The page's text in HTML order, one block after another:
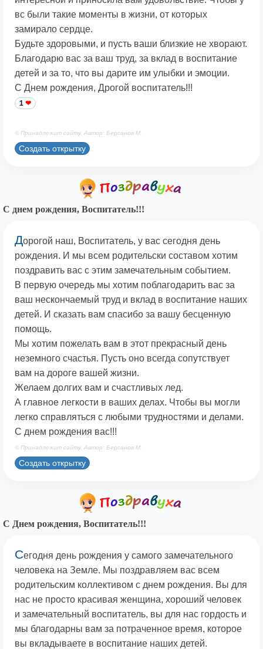
вс были такие моменты в жизни, от которых
замирало сердце.
Будьте здоровыми, и пусть ваши близкие не хворают.
Благодарю вас за ваш труд, за вклад в воспитание
детей и за то, что вы дарите им улыбки и эмоции.
С Днем рождения, Дрогой воспитатель!!!
1
© Принадлежит сайту. Автор: Берсанов М.
Создать открытку
С днем рождения, Воспитатель!!!
Дорогой наш, Воспитатель, у вас сегодня день
рождения. И мы всем родительски составом хотим
поздравить вас с этим замечательным событием.
В первую очередь мы хотим поблагодарить вас за
ваш нескончаемый труд и вклад в воспитание наших
детей. И сказать вам спасибо за вашу бесценную
помощь.
Мы хотим пожелать вам в этот прекрасный день
неземного счастья. Пусть оно всегда сопутствует
вам на дороге вашей жизни.
Желаем долгих вам и счастливых лед.
А главное легкости в ваших делах. Чтобы вы могли
легко справляться с любыми трудностями и делами.
С днем рождения вас!!!
© Принадлежит сайту. Автор: Берсанов М.
Создать открытку
С Днем рождения, Воспитатель!!!
Сегодня день рождения у самого замечательного
человека на Земле. Мы поздравляем вас всем
родительским коллективом с днем рождения. Вы для
нас не просто красивая женщина, хороший человек
и замечательный воспитатель, вы для нас гордость и
мы благодарны вам за потраченное время, которое
вы вкладываете в воспитание наших детей.